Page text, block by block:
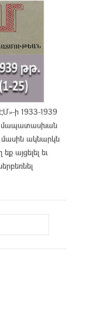
ի 1933-1939
մասին ակնարկն
այցելել եւ